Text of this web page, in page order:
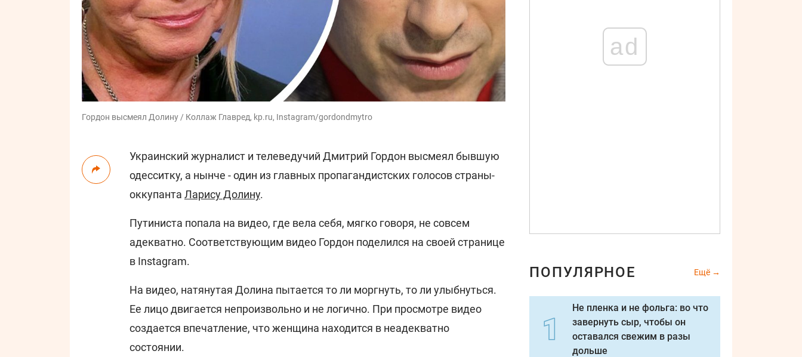
Гордон высмеял Долину / Коллаж Главред, kp.ru, Instagram/gordondmytro
Украинский журналист и телеведучий Дмитрий Гордон высмеял бывшую
одесситку, а нынче - один из главных пропагандистских голосов страны-
оккупанта Ларису Долину.
Путиниста попала на видео, где вела себя, мягко говоря, не совсем
адекватно. Соответствующим видео Гордон поделился на своей странице
в Instagram.
На видео, натянутая Долина пытается то ли моргнуть, то ли улыбнуться.
Ее лицо двигается непроизвольно и не логично. При просмотре видео
создается впечатление, что женщина находится в неадекватно
состоянии.
ad
ПОПУЛЯРНОЕ Ещё
Не пленка и не фольга: во что
завернуть сыр, чтобы он
оставался свежим в разы
дольше